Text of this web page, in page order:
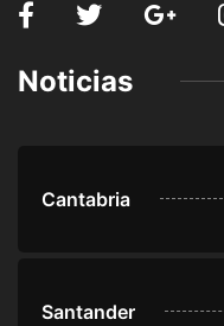
Noticias
Cantabria
Santander